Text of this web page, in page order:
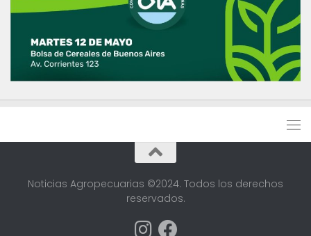
Noticias Agropecuarias ©2024. Todos los derechos
reservados.